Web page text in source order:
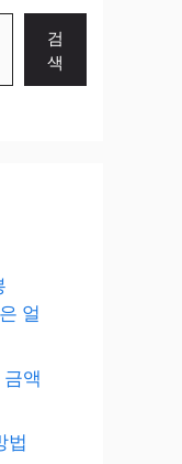
검
색
얼
액
법